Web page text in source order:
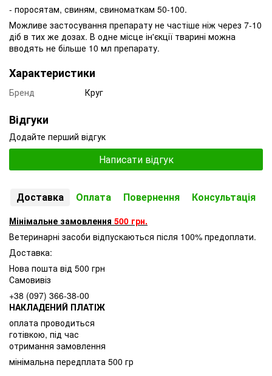
- поросятам, свиням, свиноматкам 50-100.
Можливе застосування препарату не частіше ніж через 7-10
діб в тих же дозах. В одне місце ін'єкції тварині можна
вводять не більше 10 мл препарату.
Характеристики
Бренд Круг
Відгуки
Додайте перший відгук
Написати відгук
Доставка Оплата Повернення Консультація
Мінімальне замовлення 500 грн.
Ветеринарні засоби відпускаються після 100% предоплати.
Доставка:
Нова пошта від 500 грн
Самовивіз
+38 (097) 366-38-00
НАКЛАДЕНИЙ ПЛАТІЖ
оплата проводиться
готівкою, під час
отримання замовлення
мінімальна передплата 500 гр